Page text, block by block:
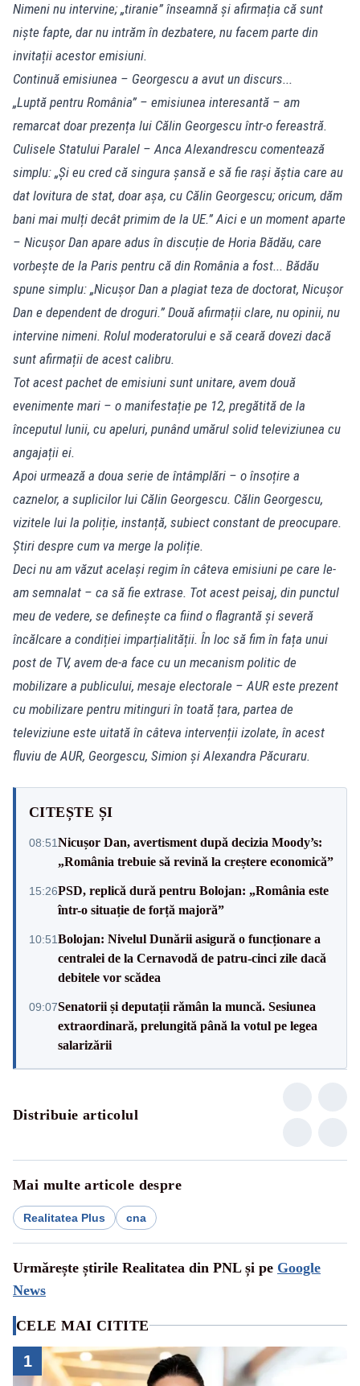
Nimeni nu intervine; „tiranie” înseamnă și afirmația că sunt
niște fapte, dar nu intrăm în dezbatere, nu facem parte din
invitații acestor emisiuni.
Continuă emisiunea – Georgescu a avut un discurs...
„Luptă pentru România” – emisiunea interesantă – am
remarcat doar prezența lui Călin Georgescu într-o fereastră.
Culisele Statului Paralel – Anca Alexandrescu comentează
simplu: „Și eu cred că singura șansă e să fie rași ăștia care au
dat lovitura de stat, doar așa, cu Călin Georgescu; oricum, dăm
bani mai mulți decât primim de la UE.” Aici e un moment aparte
– Nicușor Dan apare adus în discuție de Horia Bădău, care
vorbește de la Paris pentru că din România a fost... Bădău
spune simplu: „Nicușor Dan a plagiat teza de doctorat, Nicușor
Dan e dependent de droguri.” Două afirmații clare, nu opinii, nu
intervine nimeni. Rolul moderatorului e să ceară dovezi dacă
sunt afirmații de acest calibru.
Tot acest pachet de emisiuni sunt unitare, avem două
evenimente mari – o manifestație pe 12, pregătită de la
începutul lunii, cu apeluri, punând umărul solid televiziunea cu
angajații ei.
Apoi urmează a doua serie de întâmplări – o însoțire a
caznelor, a suplicilor lui Călin Georgescu. Călin Georgescu,
vizitele lui la poliție, instanță, subiect constant de preocupare.
Știri despre cum va merge la poliție.
Deci nu am văzut același regim în câteva emisiuni pe care le-
am semnalat – ca să fie extrase. Tot acest peisaj, din punctul
meu de vedere, se definește ca fiind o flagrantă și severă
încălcare a condiției imparțialității. În loc să fim în fața unui
post de TV, avem de-a face cu un mecanism politic de
mobilizare a publicului, mesaje electorale – AUR este prezent
cu mobilizare pentru mitinguri în toată țara, partea de
televiziune este uitată în câteva intervenții izolate, în acest
fluviu de AUR, Georgescu, Simion și Alexandra Păcuraru.
CITEȘTE ȘI
08:51Nicușor Dan, avertisment după decizia Moody’s:
„România trebuie să revină la creștere economică”
15:26PSD, replică dură pentru Bolojan: „România este
într-o situație de forță majoră”
10:51Bolojan: Nivelul Dunării asigură o funcționare a
centralei de la Cernavodă de patru-cinci zile dacă
debitele vor scădea
09:07Senatorii și deputații rămân la muncă. Sesiunea
extraordinară, prelungită până la votul pe legea
salarizării
Distribuie articolul
Mai multe articole despre
Realitatea Plus cna
Urmărește știrile Realitatea din PNL și pe Google
News
CELE MAI CITITE
1